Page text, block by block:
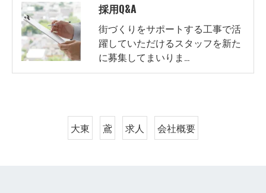
採用Q&A
街づくりをサポートする工事で活
躍していただけるスタッフを新た
に募集してまいりま…
大東 鳶 求人 会社概要